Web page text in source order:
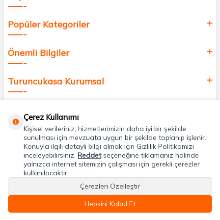
Popüler Kategoriler
Önemli Bilgiler
Turuncukasa Kurumsal
Uygulamalarımız
Adres & İletişim
Çerez Kullanımı
Kişisel verileriniz, hizmetlerimizin daha iyi bir şekilde
sunulması için mevzuata uygun bir şekilde toplanıp işlenir.
Konuyla ilgili detaylı bilgi almak için Gizlilik Politikamızı
inceleyebilirsiniz. Reddetseçeneğine tıklamanız halinde
yalnızca internet sitemizin çalışması için gerekli çerezler
kullanılacaktır.
Çerezleri Özelleştir
Hepsini Kabul Et